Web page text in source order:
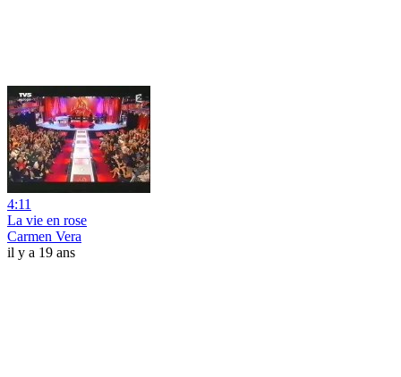
4:11
La vie en rose
Carmen Vera
il y a 19 ans